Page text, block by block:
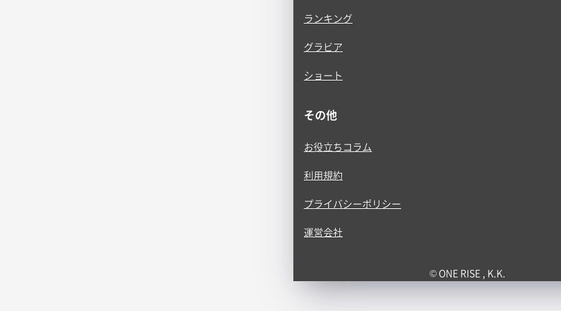
ランキング
グラビア
ショート
その他
お役立ちコラム
利用規約
プライバシーポリシー
運営会社
© ONE RISE , K.K.